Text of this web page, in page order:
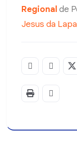
Regionalde
Jesus da Lapa